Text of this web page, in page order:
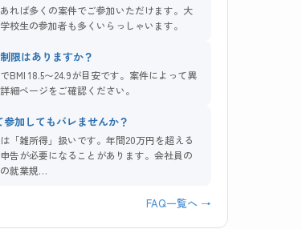
れば多くの案件でご参加いただけます。大
校生の参加者も多くいらっしゃいます。
限はありますか？
BMI 18.5〜24.9が目安です。案件によって異
細ページをご確認ください。
参加してもバレませんか？
「雑所得」扱いです。年間20万円を超える
告が必要になることがあります。会社員の
就業規…
FAQ一覧へ →